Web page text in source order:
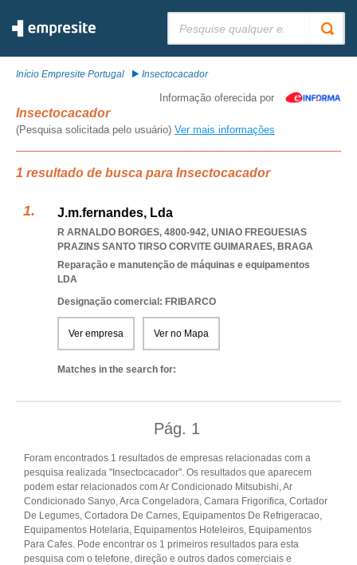
Início Empresite Portugal Insectocacador
Informação oferecida por
Insectocacador
(Pesquisa solicitada pelo usuário) Ver mais informações
1 resultado de busca para Insectocacador
J.m.fernandes, Lda
R ARNALDO BORGES, 4800-942, UNIAO FREGUESIAS
PRAZINS SANTO TIRSO CORVITE GUIMARAES, BRAGA
Reparação e manutenção de máquinas e equipamentos
LDA
Designação comercial: FRIBARCO
Ver empresa Ver no Mapa
Matches in the search for:
Pág. 1
Foram encontrados 1 resultados de empresas relacionadas com a
pesquisa realizada "Insectocacador". Os resultados que aparecem
podem estar relacionados com Ar Condicionado Mitsubishi, Ar
Condicionado Sanyo, Arca Congeladora, Camara Frigorifica, Cortador
De Legumes, Cortadora De Carnes, Equipamentos De Refrigeracao,
Equipamentos Hotelaria, Equipamentos Hoteleiros, Equipamentos
Para Cafes. Pode encontrar os 1 primeiros resultados para esta
pesquisa com o telefone, direção e outros dados comerciais e